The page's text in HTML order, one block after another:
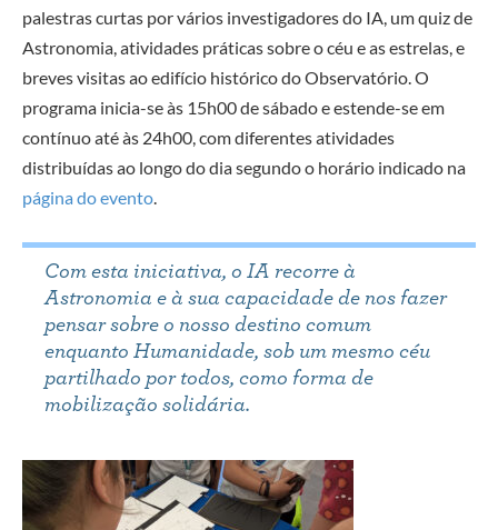
palestras curtas por vários investigadores do IA, um quiz de
Astronomia, atividades práticas sobre o céu e as estrelas, e
breves visitas ao edifício histórico do Observatório. O
programa inicia-se às 15h00 de sábado e estende-se em
contínuo até às 24h00, com diferentes atividades
distribuídas ao longo do dia segundo o horário indicado na
página do evento.
Com esta iniciativa, o IA recorre à
Astronomia e à sua capacidade de nos fazer
pensar sobre o nosso destino comum
enquanto Humanidade, sob um mesmo céu
partilhado por todos, como forma de
mobilização solidária.